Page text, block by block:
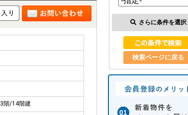
3階/14階建
さらに条件を選択
検索ページに戻る